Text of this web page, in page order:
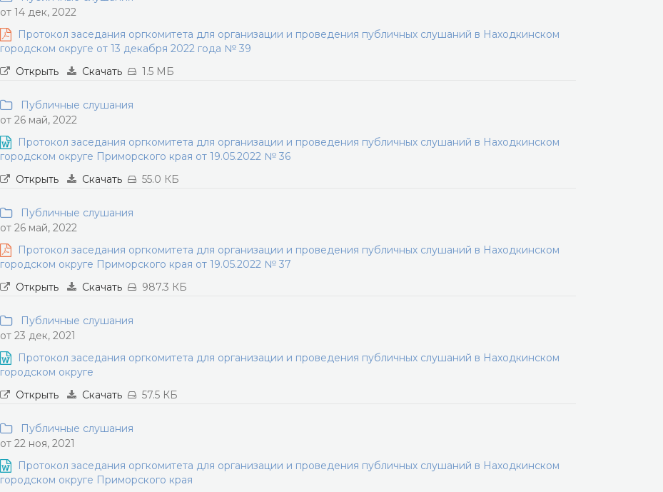
от 14 дек, 2022
Протокол заседания оргкомитета для организации и проведения публичных слушаний в Находкинском
городском округе от 13 декабря 2022 года № 39
Открыть
Скачать 1.5 МБ
Публичные слушания
от 26 май, 2022
Протокол заседания оргкомитета для организации и проведения публичных слушаний в Находкинском
городском округе Приморского края от 19.05.2022 № 36
Открыть
Скачать 55.0 КБ
Публичные слушания
от 26 май, 2022
Протокол заседания оргкомитета для организации и проведения публичных слушаний в Находкинском
городском округе Приморского края от 19.05.2022 № 37
Открыть
Скачать 987.3 КБ
Публичные слушания
от 23 дек, 2021
Протокол заседания оргкомитета для организации и проведения публичных слушаний в Находкинском
городском округе
Открыть
Скачать 57.5 КБ
Публичные слушания
от 22 ноя, 2021
Протокол заседания оргкомитета для организации и проведения публичных слушаний в Находкинском
городском округе Приморского края